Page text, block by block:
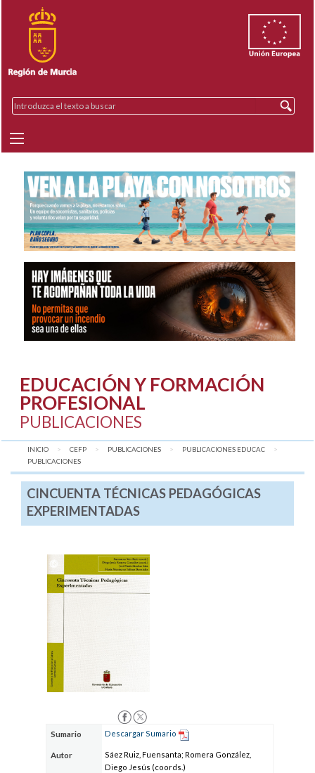
EDUCACIÓN Y FORMACIÓN
PROFESIONAL
PUBLICACIONES
INICIO CEFP PUBLICACIONES
PUBLICACIONES EDUCAC
AQUÍ:
PUBLICACIONES
CINCUENTA TÉCNICAS PEDAGÓGICAS
EXPERIMENTADAS
Sumario Descargar Sumario
Autor
Sáez Ruiz, Fuensanta; Romera González,
Diego Jesús (coords.)